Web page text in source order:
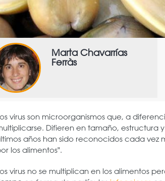
Marta Chavarrías
Ferràs
virus son microorganismos que, a
Difieren en tamaño, estructura
años han sido reconocidos cada vez
los alimentos".
virus no se multiplican en los alimentos